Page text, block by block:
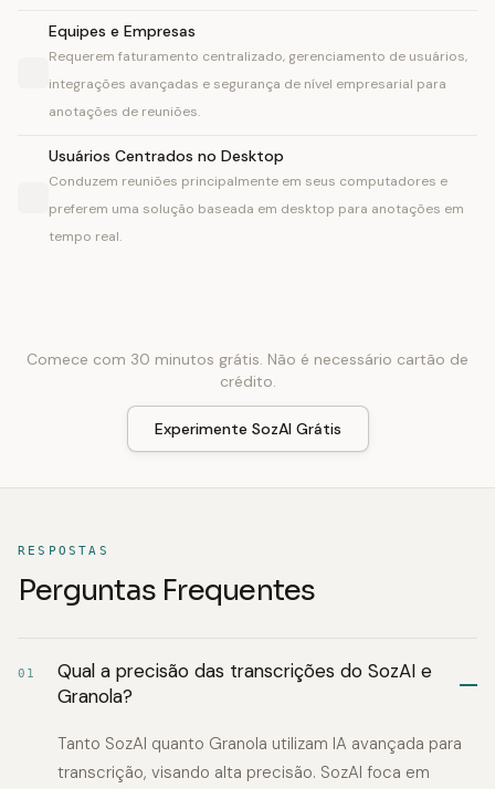
Equipes e Empresas
Requerem faturamento centralizado, gerenciamento de usuários,
integrações avançadas e segurança de nível empresarial para
anotações de reuniões.
Usuários Centrados no Desktop
Conduzem reuniões principalmente em seus computadores e
preferem uma solução baseada em desktop para anotações em
tempo real.
Comece com 30 minutos grátis. Não é necessário cartão de
crédito.
Experimente SozAI Grátis
RESPOSTAS
Perguntas Frequentes
01
Qual a precisão das transcrições do SozAI e
Granola?
Tanto SozAI quanto Granola utilizam IA avançada para
transcrição, visando alta precisão. SozAI foca em